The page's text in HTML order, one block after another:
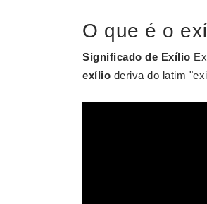
O que é o
Significado de Exílio
exílio deriva do latim